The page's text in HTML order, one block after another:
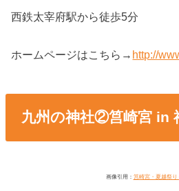
西鉄太宰府駅から徒歩5分
ホームページはこちら→ http://
九州の神社②筥崎宮 in
画像引用： 筥崎宮・夏越祭り